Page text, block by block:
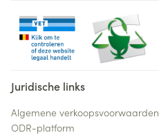
Juridische links
Algemene verkoopsvoorwaarden
ODR-platform